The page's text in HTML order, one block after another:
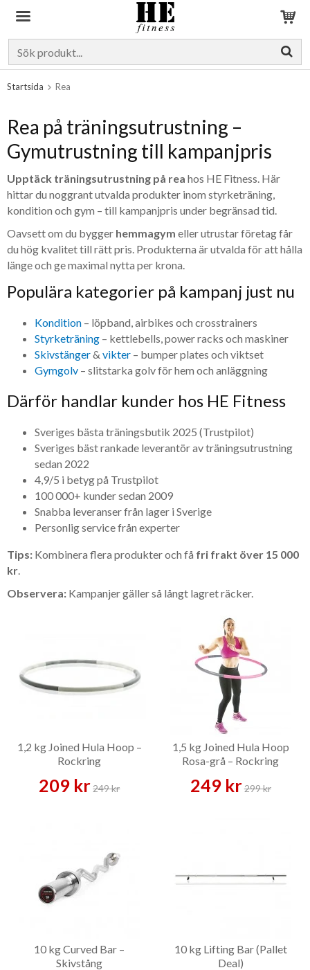
Startsida Rea
Rea på träningsutrustning –
Gymutrustning till kampanjpris
Upptäck träningsutrustning på rea hos HE Fitness. Här
hittar du noggrant utvalda produkter inom styrketräning,
kondition och gym – till kampanjpris under begränsad tid.
Oavsett om du bygger hemmagym eller utrustar företag får
du hög kvalitet till rätt pris. Produkterna är utvalda för att hålla
länge och ge maximal nytta per krona.
Populära kategorier på kampanj just nu
Kondition – löpband, airbikes och crosstrainers
Styrketräning – kettlebells, power racks och maskiner
Skivstänger& vikter – bumper plates och viktset
Gymgolv – slitstarka golv för hem och anläggning
Därför handlar kunder hos HE Fitness
Sveriges bästa träningsbutik 2025 (Trustpilot)
Sveriges bäst rankade leverantör av träningsutrustning
sedan 2022
4,9/5 i betyg på Trustpilot
100 000+ kunder sedan 2009
Snabba leveranser från lager i Sverige
Personlig service från experter
Tips: Kombinera flera produkter och få fri frakt över 15 000
kr.
Observera: Kampanjer gäller så långt lagret räcker.
1,2 kg Joined Hula Hoop –
Rockring
209 kr 249 kr
1,5 kg Joined Hula Hoop
Rosa-grå – Rockring
249 kr299 kr
10 kg Curved Bar –
Skivstång
10 kg Lifting Bar (Pallet
Deal)